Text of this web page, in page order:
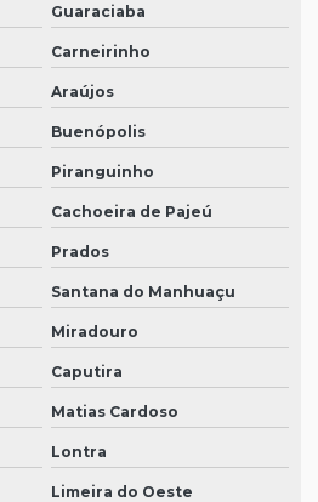
Guaraciaba
Carneirinho
Araújos
Buenópolis
Piranguinho
Cachoeira de Pajeú
Prados
Santana do Manhuaçu
Miradouro
Caputira
Matias Cardoso
Lontra
Limeira do Oeste